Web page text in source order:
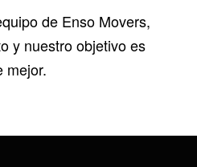
de Enso Movers,
y nuestro objetivo es
mejor.